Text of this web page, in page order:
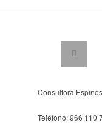
Consultora
Teléfono: 966 110